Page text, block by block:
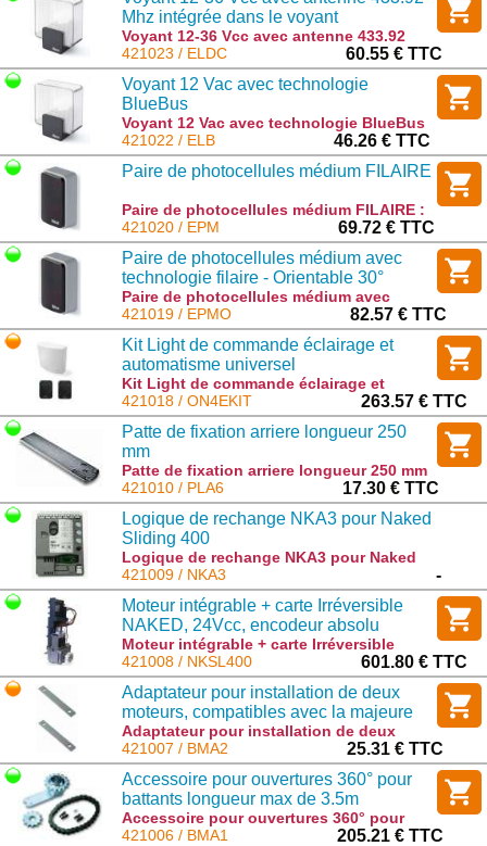
Mhz intégrée dans le voyant
Voyant 12-36 Vcc avec antenne 433.92
Mhz intégrée dans le voyant : ELDC
421023 / ELDC
60.55 € TTC
Voyant 12 Vac avec technologie
BlueBus
Voyant 12 Vac avec technologie BlueBus
: ELB
421022 / ELB
46.26 € TTC
Paire de photocellules médium FILAIRE
Paire de photocellules médium FILAIRE :
EPM
421020 / EPM
69.72 € TTC
Paire de photocellules médium avec
technologie filaire - Orientable 30°
Paire de photocellules médium avec
technologie filaire - Orientable 30° :
EPMO
421019 / EPMO
82.57 € TTC
Kit Light de commande éclairage et
automatisme universel
Kit Light de commande éclairage et
automatisme universel : ON4EKIT
421018 / ON4EKIT
263.57 € TTC
Patte de fixation arriere longueur 250
mm
Patte de fixation arriere longueur 250 mm
: PLA6
421010 / PLA6
17.30 € TTC
Logique de rechange NKA3 pour Naked
Sliding 400
Logique de rechange NKA3 pour Naked
Sliding 400 : NKA3
421009 / NKA3
-
Moteur intégrable + carte Irréversible
NAKED, 24Vcc, encodeur absolu
permettant une installation dans un
pilier
Moteur intégrable + carte Irréversible
NAKED, 24Vcc, encodeur absolu
permettant une installation dans un pilier
: NKSL400
421008 / NKSL400
601.80 € TTC
Adaptateur pour installation de deux
moteurs, compatibles avec la majeure
partie des caissons de fondation.
Adaptateur pour installation de deux
moteurs, compatibles avec la majeure
partie des caissons de fondation. : BMA2
421007 / BMA2
25.31 € TTC
Accessoire pour ouvertures 360° pour
battants longueur max de 3.5m
Accessoire pour ouvertures 360° pour
battants longueur max de 3.5m : BMA1
421006 / BMA1
205.21 € TTC